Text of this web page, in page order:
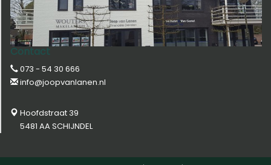
Contact
073 - 54 30 666
info@joopvanlanen.nl
Hoofdstraat 39
5481 AA SCHIJNDEL